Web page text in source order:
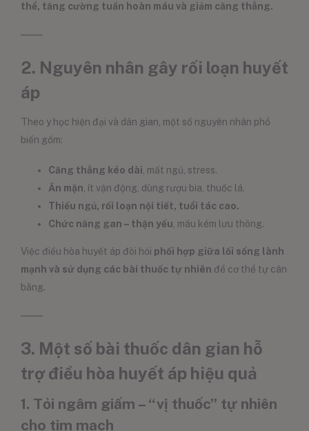
thể, tăng cường tuần hoàn máu và giảm căng thẳng.
2. Nguyên nhân gây rối loạn huyết
áp
Theo y học hiện đại và dân gian, một số nguyên nhân phổ
biến gồm:
Căng thẳng kéo dài , mất ngủ, stress.
Ăn mặn , ít vận động, dùng rượu bia, thuốc lá.
Thiếu ngủ, rối loạn nội tiết, tuổi tác cao.
Chức năng gan – thận yếu , máu kém lưu thông.
Việc điều hòa huyết áp đòi hỏi phối hợp giữa lối sống lành
mạnh và sử dụng các bài thuốc tự nhiên để cơ thể tự cân
bằng.
3. Một số bài thuốc dân gian hỗ
trợ điều hòa huyết áp hiệu quả
1. Tỏi ngâm giấm – “vị thuốc” tự nhiên
cho tim mạch